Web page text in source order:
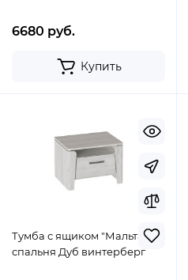
6680 руб.
Купить
Тумба с ящиком "Мальта"
спальня Дуб винтерберг